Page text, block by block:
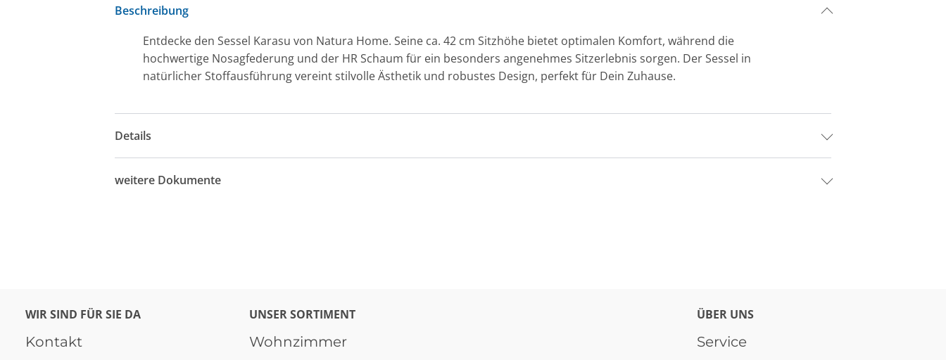
Beschreibung
Entdecke den Sessel Karasu von Natura Home. Seine ca. 42 cm Sitzhöhe bietet optimalen Komfort, während die
hochwertige Nosagfederung und der HR Schaum für ein besonders angenehmes Sitzerlebnis sorgen. Der Sessel in
natürlicher Stoffausführung vereint stilvolle Ästhetik und robustes Design, perfekt für Dein Zuhause.
Details
weitere Dokumente
WIR SIND FÜR SIE DA
Kontakt
UNSER SORTIMENT
Wohnzimmer
ÜBER UNS
Service